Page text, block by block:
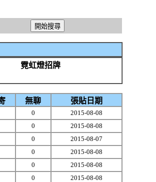
霓虹燈招牌
無聊
張貼日期
0 2015-08-08
0 2015-08-08
0 2015-08-07
0 2015-08-08
0 2015-08-08
0 2015-08-08